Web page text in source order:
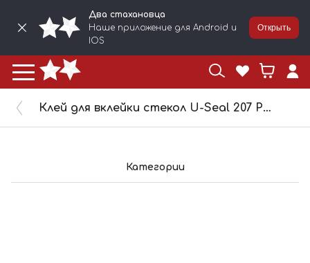
Два стахановца
Наше приложение для Android и
IOS
Открыть
Клей для вклейки стекол U-Seal 207 Plus, туба 300мл, 0920010001
Категории